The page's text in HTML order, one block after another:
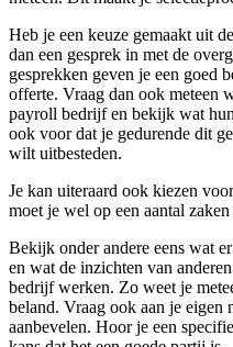
Heb je een keuze gemaakt uit
dan een gesprek in met de
gesprekken geven je een goed
offerte. Vraag dan ook meteen
payroll bedrijf en bekijk wat
ook voor dat je gedurende dit
wilt uitbesteden.
Je kan uiteraard ook kiezen
moet je wel op een aantal zaken
Bekijk onder andere eens wat
en wat de inzichten van
bedrijf werken. Zo weet je
beland. Vraag ook aan je
aanbevelen. Hoor je een